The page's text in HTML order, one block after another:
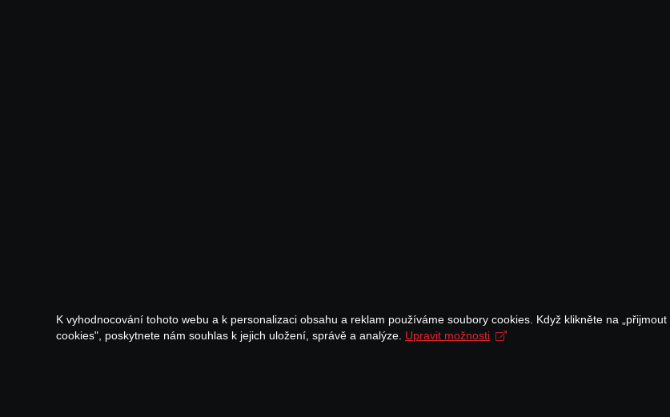
K vyhodnocování tohoto webu a k personalizaci obsahu a reklam používáme soubory cookies. Když klikněte na „přijmout
cookies", poskytnete nám souhlas k jejich uložení, správě a analýze. Upravit možnosti